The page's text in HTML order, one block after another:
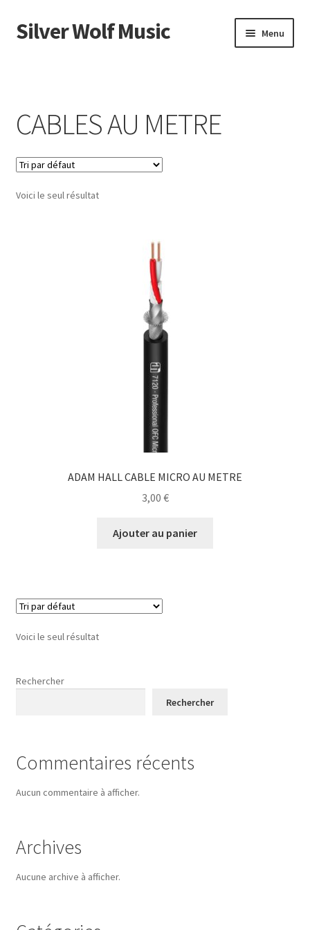
Aller
à
Aller
au
Silver Wolf Music Menu
Panier
Mon compte
CABLES AU METRE
Voici le seul résultat
ADAM HALL CABLE MICRO AU METRE
3,00 €
Ajouter au panier
Voici le seul résultat
Rechercher
Rechercher
Commentaires récents
Aucun commentaire à afficher.
Archives
Aucune archive à afficher.